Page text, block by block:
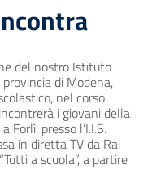
del nostro Istituto
di Modena,
nel corso
i giovani della
Forlì, presso l’I.I.S.
in diretta TV da Rai
a scuola”, a partire